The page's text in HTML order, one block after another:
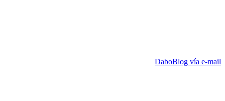
DaboBlog vía e-mail